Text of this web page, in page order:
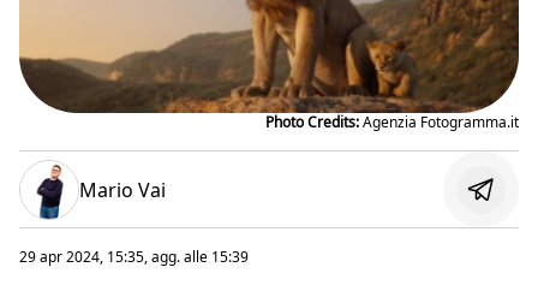
Photo Credits:Agenzia Fotogramma.it
Mario Vai
29 apr 2024, 15:35, agg. alle 15:39